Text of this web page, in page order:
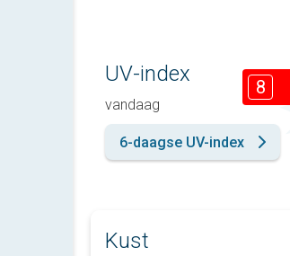
UV-index
vandaag
8
6-daagse UV-index
Kust